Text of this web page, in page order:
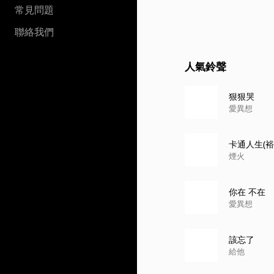
常見問題
聯絡我們
人氣鈴聲
狠狠哭
愛異想
卡通人生(
煙火
你在 不在
愛異想
該忘了
給他